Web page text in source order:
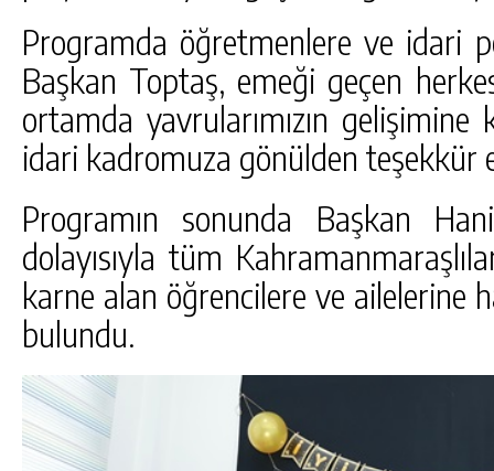
Programda öğretmenlere ve idari
Başkan Toptaş, emeği geçen
ortamda yavrularımızın
idari kadromuza gönülden teşekkür
Programın sonunda Başkan
dolayısıyla tüm
karne alan öğrencilere ve ailelerine
bulundu.